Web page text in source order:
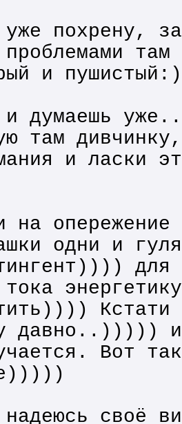
уже похрену,
и
и думаешь
там
и ласки
на
одни и
для
тока
Кстати
давно..))))) и
Вот
своё